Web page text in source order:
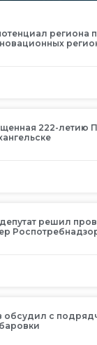
региона
222-летию
решил
с